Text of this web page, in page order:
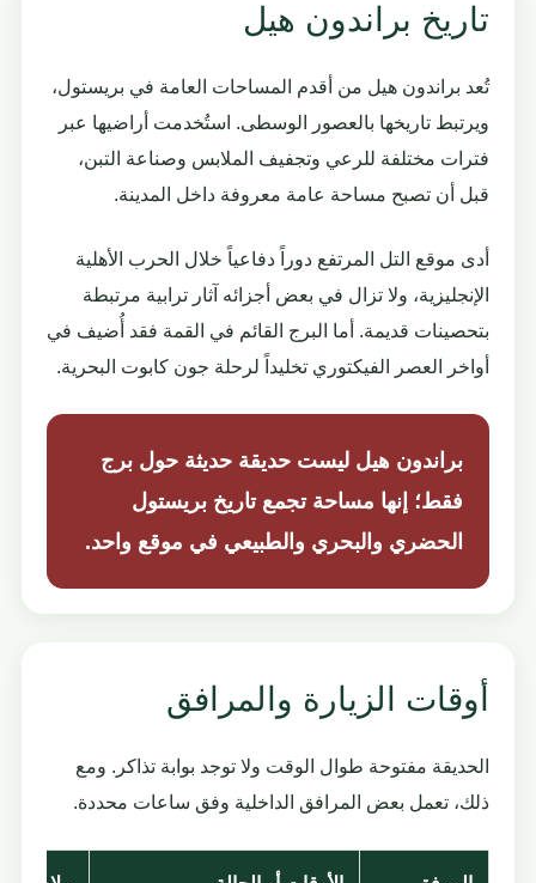
تاريخ براندون هيل
تُعد براندون هيل من أقدم المساحات العامة في بريستول،
ويرتبط تاريخها بالعصور الوسطى. استُخدمت أراضيها عبر
فترات مختلفة للرعي وتجفيف الملابس وصناعة التبن،
قبل أن تصبح مساحة عامة معروفة داخل المدينة.
أدى موقع التل المرتفع دوراً دفاعياً خلال الحرب الأهلية
الإنجليزية، ولا تزال في بعض أجزائه آثار ترابية مرتبطة
بتحصينات قديمة. أما البرج القائم في القمة فقد أُضيف في
أواخر العصر الفيكتوري تخليداً لرحلة جون كابوت البحرية.
براندون هيل ليست حديقة حديثة حول برج
فقط؛ إنها مساحة تجمع تاريخ بريستول
الحضري والبحري والطبيعي في موقع واحد.
أوقات الزيارة والمرافق
الحديقة مفتوحة طوال الوقت ولا توجد بوابة تذاكر. ومع
ذلك، تعمل بعض المرافق الداخلية وفق ساعات محددة.